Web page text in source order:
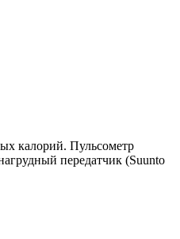
калорий. Пульсометр
передатчик (Suunto